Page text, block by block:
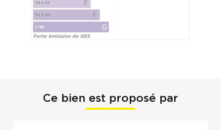
Ce bien est proposé par